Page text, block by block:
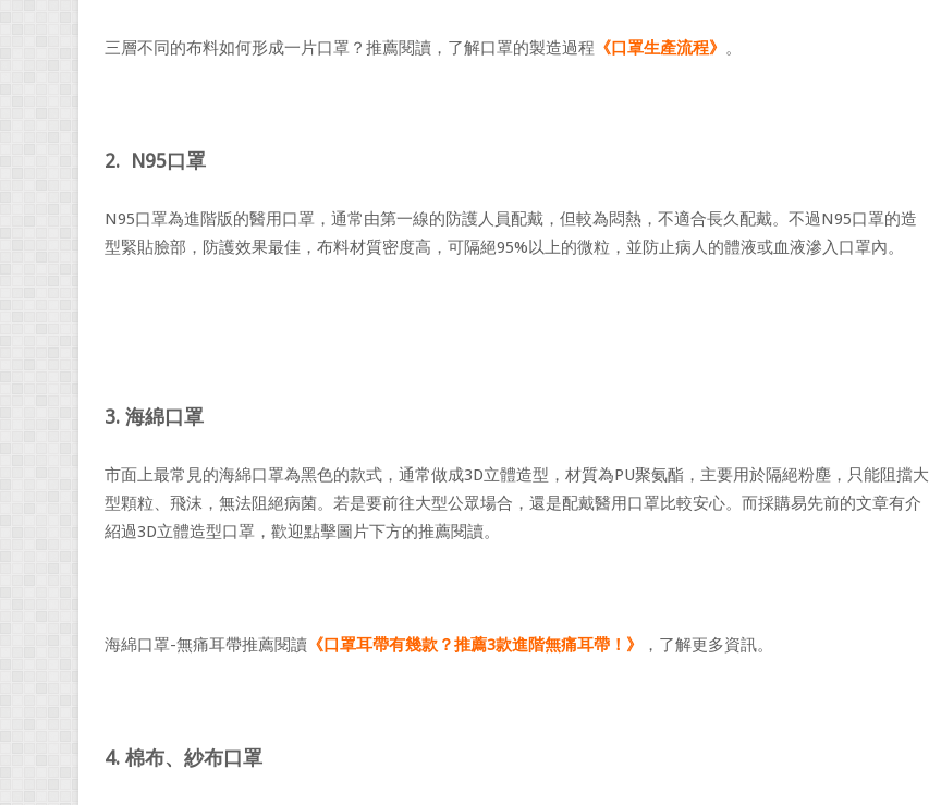
三層不同的布料如何形成一片口罩？推薦閱讀，了解口罩的製造過程 《口罩生產流程》 。
2. N95口罩
N95口罩為進階版的醫用口罩，通常由第一線的防護人員配戴，但較為悶熱，不適合長久配戴。不過N95口罩的造
型緊貼臉部，防護效果最佳，布料材質密度高，可隔絕95%以上的微粒，並防止病人的體液或血液滲入口罩內。
3. 海綿口罩
市面上最常見的海綿口罩為黑色的款式，通常做成3D立體造型，材質為PU聚氨酯，主要用於隔絕粉塵，只能阻擋大
型顆粒、飛沫，無法阻絕病菌。若是要前往大型公眾場合，還是配戴醫用口罩比較安心。而採購易先前的文章有介
紹過3D立體造型口罩，歡迎點擊圖片下方的推薦閱讀。
海綿口罩-無痛耳帶推薦閱讀 《口罩耳帶有幾款？推薦3款進階無痛耳帶！》 ，了解更多資訊。
4. 棉布、紗布口罩